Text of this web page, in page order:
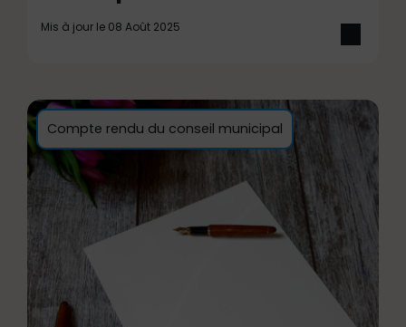
Mis à jour le 08 Août 2025
Compte rendu du conseil municipal